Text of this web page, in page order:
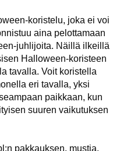
koristelu, joka ei voi
aina pelottamaan
juhlijoita. Näillä ilkeillä
Halloween-koristeen
tavalla. Voit koristella
eri tavalla, yksi
paikkaan, kun
suuren vaikutuksen
pakkauksen. mustia,